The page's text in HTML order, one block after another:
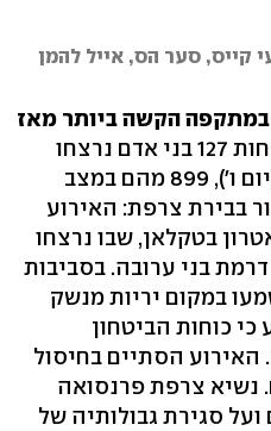
קייס, סער הס, אייל להמן
במתקפה הקשה ביותר מאז
לפחות 127 בני אדם נרצחו
ויותר מ-200 נפצעו הערב (יום ו'), 899 מהם במצב
בבירת צרפת: האירוע
בטקלאן, שבו נרצחו
דרמת בני ערובה. בסביבות
נשמעו במקום יריות מנשק
כי כוחות הביטחון
האירוע הסתיים בחיסול
נשיא צרפת פרנסואה
סגירת גבולותיה של